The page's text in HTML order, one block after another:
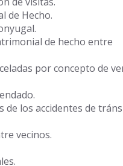
de Hecho.
de hecho entre
por concepto de
de los accidentes de
vecinos.